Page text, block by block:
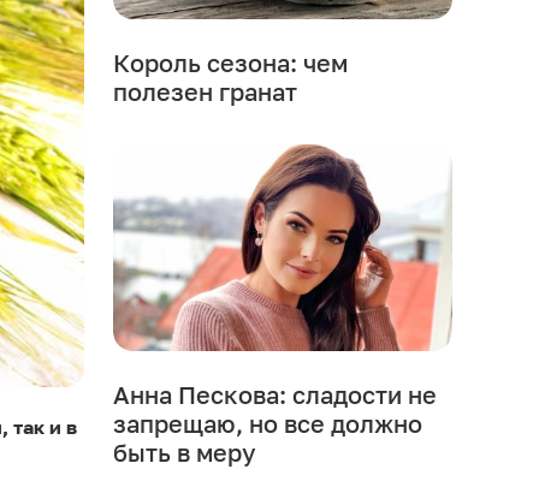
так и в
Король сезона: чем
полезен гранат
Анна Пескова: сладости не
запрещаю, но все должно
быть в меру